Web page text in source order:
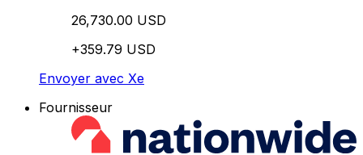
26,730.00 USD
+359.79 USD
Envoyer avec Xe
Fournisseur